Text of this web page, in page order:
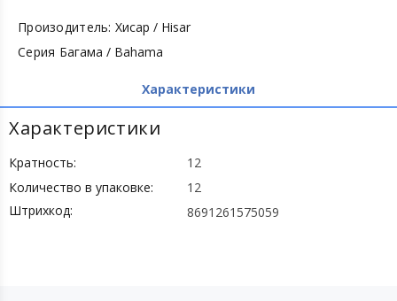
Произодитель: Хисар / Hisar
Серия Багама / Bahama
Характеристики
Характеристики
Кратность:
12
Количество в упаковке:
12
Штрихкод:
8691261575059